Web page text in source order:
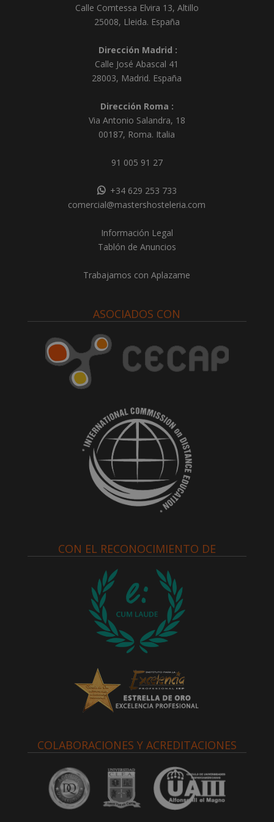
Calle Comtessa Elvira 13, Altillo
25008, Lleida. España
Dirección Madrid :
Calle José Abascal 41
28003, Madrid. España
Dirección Roma :
Via Antonio Salandra, 18
00187, Roma. Italia
91 005 91 27
+34 629 253 733
comercial@mastershosteleria.com
Información Legal
Tablón de Anuncios
Trabajamos con Aplazame
ASOCIADOS CON
CON EL RECONOCIMIENTO DE
COLABORACIONES Y ACREDITACIONES